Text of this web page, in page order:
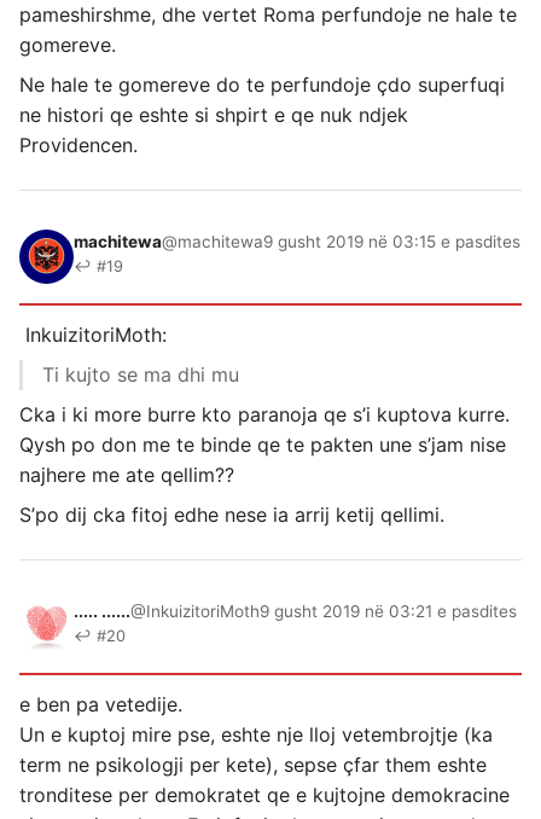
pameshirshme, dhe vertet Roma perfundoje ne hale te
gomereve.
Ne hale te gomereve do te perfundoje çdo superfuqi
ne histori qe eshte si shpirt e qe nuk ndjek
Providencen.
machitewa@machitewa9 gusht 2019 në 03:15 e pasdites
↩ #19
InkuizitoriMoth:
Ti kujto se ma dhi mu
Cka i ki more burre kto paranoja qe s’i kuptova kurre.
Qysh po don me te binde qe te pakten une s’jam nise
najhere me ate qellim??
S’po dij cka fitoj edhe nese ia arrij ketij qellimi.
..... ......@InkuizitoriMoth9 gusht 2019 në 03:21 e pasdites
↩ #20
e ben pa vetedije.
Un e kuptoj mire pse, eshte nje lloj vetembrojtje (ka
term ne psikologji per kete), sepse çfar them eshte
tronditese per demokratet qe e kujtojne demokracine